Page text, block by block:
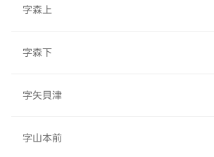
字森上
字森下
字矢貝津
字山本前